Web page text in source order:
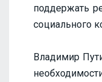
поддержать
социального
Владимир